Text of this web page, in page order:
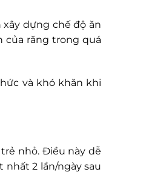
dựng chế độ ăn
của răng trong quá
và khó khăn khi
nhỏ. Điều này dễ
2 lần/ngày sau